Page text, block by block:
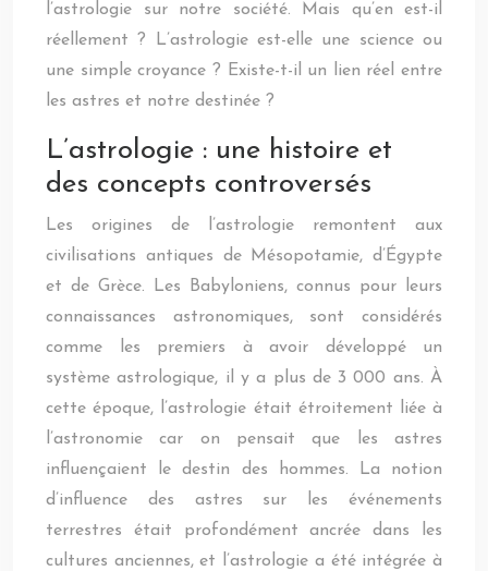
l’astrologie sur notre société. Mais qu’en est-il
réellement ? L’astrologie est-elle une science ou
une simple croyance ? Existe-t-il un lien réel entre
les astres et notre destinée ?
L’astrologie : une histoire et
des concepts controversés
Les origines de l’astrologie remontent aux
civilisations antiques de Mésopotamie, d’Égypte
et de Grèce. Les Babyloniens, connus pour leurs
connaissances astronomiques, sont considérés
comme les premiers à avoir développé un
système astrologique, il y a plus de 3 000 ans. À
cette époque, l’astrologie était étroitement liée à
l’astronomie car on pensait que les astres
influençaient le destin des hommes. La notion
d’influence des astres sur les événements
terrestres était profondément ancrée dans les
cultures anciennes, et l’astrologie a été intégrée à